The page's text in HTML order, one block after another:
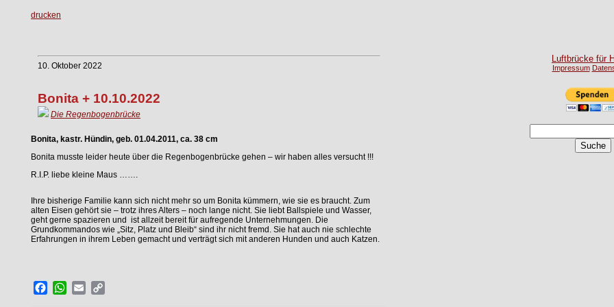
drucken
10. Oktober 2022
Bonita + 10.10.2022
Die Regenbogenbrücke
Bonita, kastr. Hündin, geb. 01.04.2011, ca. 38 cm
Bonita musste leider heute über die Regenbogenbrücke gehen – wir haben alles versucht !!!
R.I.P. liebe kleine Maus …….
Ihre bisherige Familie kann sich nicht mehr so um Bonita kümmern, wie sie es braucht. Zum
alten Eisen gehört sie – trotz ihres Alters – noch lange nicht. Sie liebt Ballspiele und Wasser,
geht gerne spazieren und ist allzeit bereit für aufregende Unternehmungen. Die
Grundkommandos wie „Sitz, Platz und Bleib“ sind ihr nicht fremd. Sie hat auch nie schlechte
Erfahrungen in ihrem Leben gemacht und verträgt sich mit anderen Hunden und auch Katzen.
Facebook
WhatsApp
Email
Luftbrücke für
Impressum